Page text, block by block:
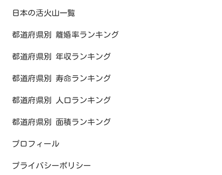
日本の活火山一覧
都道府県別 離婚率ランキング
都道府県別 年収ランキング
都道府県別 寿命ランキング
都道府県別 人口ランキング
都道府県別 面積ランキング
プロフィール
プライバシーポリシー